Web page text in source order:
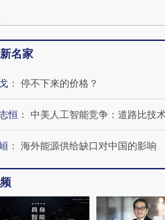
的吸金
让中产们甘
马航飞行员跨国走私7万
粒摇头丸 尿检体内含3种
名家
： 停不下来的价格？
恒 ： 中美人工智能竞争：道路比技
： 海外能源供给缺口对中国的影响